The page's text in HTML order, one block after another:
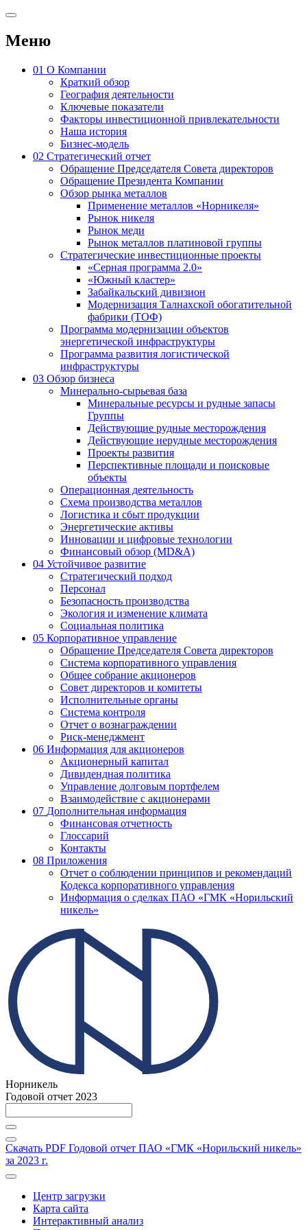
Меню
01 О Компании
Краткий обзор
География деятельности
Ключевые показатели
Факторы инвестиционной привлекательности
Наша история
Бизнес-модель
02 Стратегический отчет
Обращение Председателя Совета директоров
Обращение Президента Компании
Обзор рынка металлов
Применение металлов «Норникеля»
Рынок никеля
Рынок меди
Рынок металлов платиновой группы
Стратегические инвестиционные проекты
«Серная программа 2.0»
«Южный кластер»
Забайкальский дивизион
Модернизация Талнахской обогатительной
фабрики (ТОФ)
Программа модернизации объектов
энергетической инфраструктуры
Программа развития логистической
инфраструктуры
03 Обзор бизнеса
Минерально-сырьевая база
Минеральные ресурсы и рудные запасы
Группы
Действующие рудные месторождения
Действующие нерудные месторождения
Проекты развития
Перспективные площади и поисковые
объекты
Операционная деятельность
Схема производства металлов
Логистика и сбыт продукции
Энергетические активы
Инновации и цифровые технологии
Финансовый обзор (MD&A)
04 Устойчивое развитие
Стратегический подход
Персонал
Безопасность производства
Экология и изменение климата
Социальная политика
05 Корпоративное управление
Обращение Председателя Совета директоров
Система корпоративного управления
Общее собрание акционеров
Совет директоров и комитеты
Исполнительные органы
Система контроля
Отчет о вознаграждении
Риск-менеджмент
06 Информация для акционеров
Акционерный капитал
Дивидендная политика
Управление долговым портфелем
Взаимодействие с акционерами
07 Дополнительная информация
Финансовая отчетность
Глоссарий
Контакты
08 Приложения
Отчет о соблюдении принципов и рекомендаций
Кодекса корпоративного управления
Информация о сделках ПАО «ГМК «Норильский
никель»
Норникель
Годовой отчет 2023
Скачать PDF Годовой отчет ПАО «ГМК «Норильский никель»
за 2023 г.
Центр загрузки
Карта сайта
Интерактивный анализ